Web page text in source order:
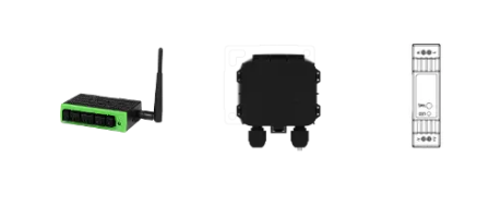
EV-Laden